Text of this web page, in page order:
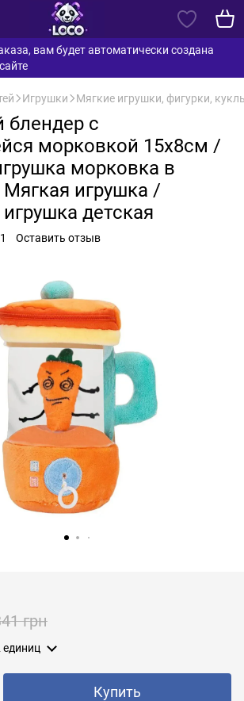
вам будет автоматически создана
Игрушки Мягкие игрушки, фигурки,
с
морковкой 15х8см /
морковка в
игрушка /
детская
Оставить отзыв
грн
единиц
Купить